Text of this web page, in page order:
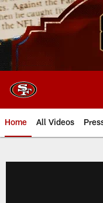
Skip
to
main
content
Home All Videos